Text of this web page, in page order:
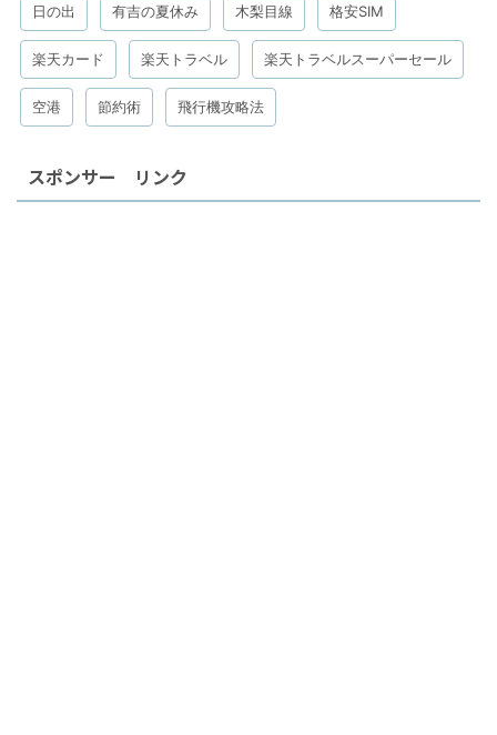
日の出 有吉の夏休み 木梨目線 格安SIM
楽天カード 楽天トラベル 楽天トラベルスーパーセール
空港 節約術 飛行機攻略法
スポンサー リンク